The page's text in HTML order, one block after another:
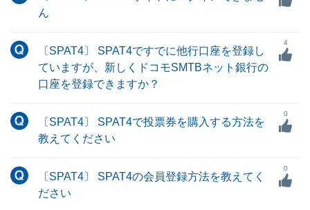
ん
〔SPAT4〕 SPAT4ですでに他行口座を登録し
ていますが、新しくドコモSMTBネット銀行の
口座を登録できますか？
4
〔SPAT4〕 SPAT4で投票券を購入する方法を
教えてください
0
〔SPAT4〕 SPAT4の会員登録方法を教えてく
ださい
0